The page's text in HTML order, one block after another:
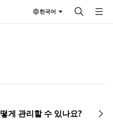
한국어
게 관리할 수 있나요?